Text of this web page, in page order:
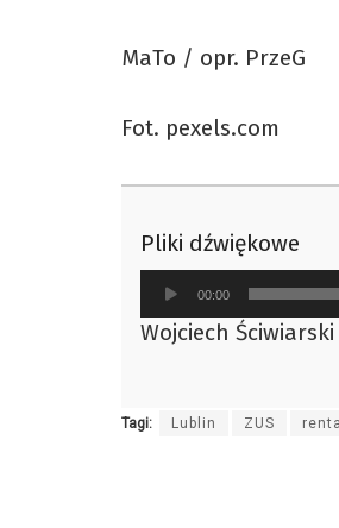
MaTo / opr. PrzeG
Fot. pexels.com
Pliki dźwiękowe
Odtwarzacz
plików
dźwiękowych
00:00
Wojciech Ściwiarski
Tagi: Lublin ZUS renta